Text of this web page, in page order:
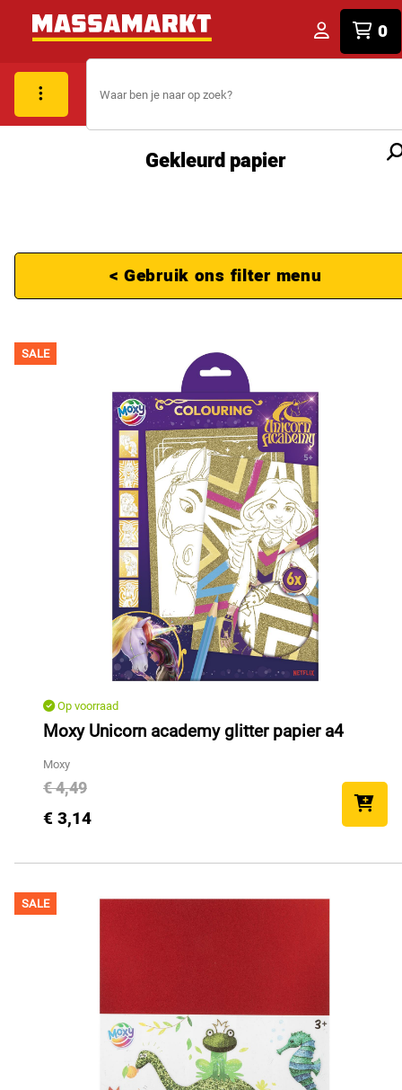
0
Gekleurd papier
< Gebruik ons filter menu
SALE
Op voorraad
Moxy Unicorn academy glitter papier a4
Moxy
€ 4,49
€ 3,14
SALE